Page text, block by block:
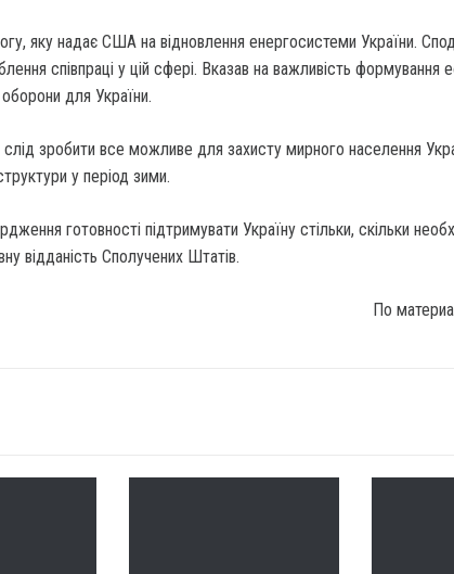
яку надає США на відновлення енергосистеми України.
співпраці у цій сфері. Вказав на важливість формування
оборони для України.
слід зробити все можливе для захисту мирного населення
у період зими.
готовності підтримувати Україну стільки, скільки
відданість Сполучених Штатів.
По